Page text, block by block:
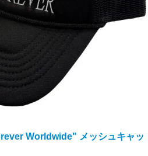
Worldwide" メッシュキャッ